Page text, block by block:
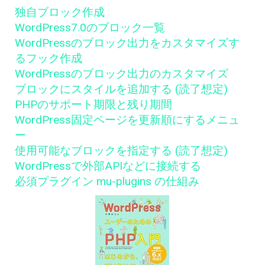
独自ブロック作成
WordPress7.0のブロック一覧
WordPressのブロック出力をカスタマイズす
るフック作成
WordPressのブロック出力のカスタマイズ
ブロックにスタイルを追加する (読了想定)
PHPのサポート期限と残り期間
WordPress固定ページを更新順にするメニュ
ー
使用可能なブロックを指定する (読了想定)
WordPressで外部APIなどに接続する
必須プラグイン mu-plugins の仕組み